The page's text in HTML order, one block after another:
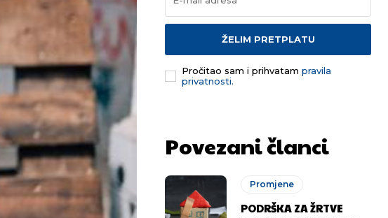
ŽELIM PRETPLATU
Pročitao sam i prihvatam pravila
privatnosti.
Povezani članci
Promjene
PODRŠKA ZA ŽRTVE